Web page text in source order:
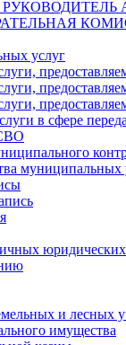
услуг
в сфере
муниципальных
и лесных
имущества